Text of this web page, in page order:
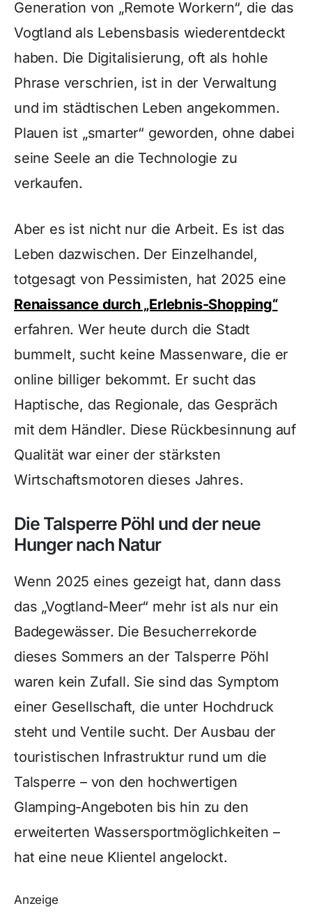
Generation von „Remote Workern“, die das
Vogtland als Lebensbasis wiederentdeckt
haben. Die Digitalisierung, oft als hohle
Phrase verschrien, ist in der Verwaltung
und im städtischen Leben angekommen.
Plauen ist „smarter“ geworden, ohne dabei
seine Seele an die Technologie zu
verkaufen.
Aber es ist nicht nur die Arbeit. Es ist das
Leben dazwischen. Der Einzelhandel,
totgesagt von Pessimisten, hat 2025 eine
Renaissance durch „Erlebnis-Shopping“
erfahren. Wer heute durch die Stadt
bummelt, sucht keine Massenware, die er
online billiger bekommt. Er sucht das
Haptische, das Regionale, das Gespräch
mit dem Händler. Diese Rückbesinnung auf
Qualität war einer der stärksten
Wirtschaftsmotoren dieses Jahres.
Die Talsperre Pöhl und der neue
Hunger nach Natur
Wenn 2025 eines gezeigt hat, dann dass
das „Vogtland-Meer“ mehr ist als nur ein
Badegewässer. Die Besucherrekorde
dieses Sommers an der Talsperre Pöhl
waren kein Zufall. Sie sind das Symptom
einer Gesellschaft, die unter Hochdruck
steht und Ventile sucht. Der Ausbau der
touristischen Infrastruktur rund um die
Talsperre – von den hochwertigen
Glamping-Angeboten bis hin zu den
erweiterten Wassersportmöglichkeiten –
hat eine neue Klientel angelockt.
Anzeige